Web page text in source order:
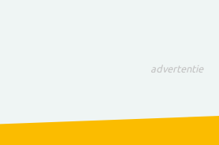
advertentie